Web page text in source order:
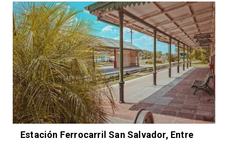
Estación Ferrocarril San Salvador, Entre